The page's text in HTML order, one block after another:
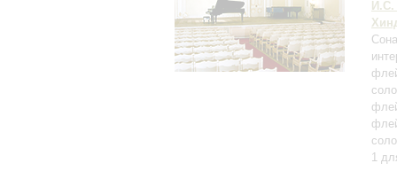
И.С.
1